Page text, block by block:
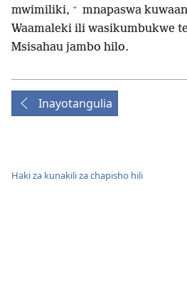
mwimiliki, + mnapaswa
Waamaleki ili wasikumbukwe
Msisahau jambo hilo.
Inayotangulia
Haki za kunakili za chapisho hili